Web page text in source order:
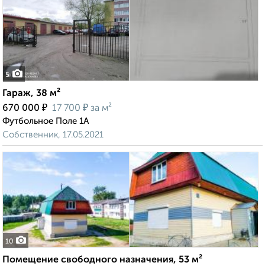
5
Гараж, 38 м²
670 000 ₽ 17 700 ₽ за м²
Футбольное Поле 1А
Собственник, 17.05.2021
10
Помещение свободного назначения, 53 м²